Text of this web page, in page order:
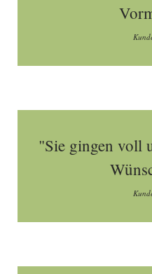
"Sie gingen voll